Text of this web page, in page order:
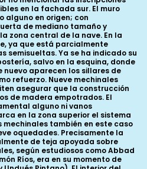
en la fachada sur. El muro
alguno en origen; con
de mediano tamaño y
zona central de la nave. En la
ya que está parcialmente
semisueltas. Ya se ha indicado su
salvo en la esquina, donde
aparecen los sillares de
refuerzo. Nueve mechinales
asegurar que la construcción
de madera empotrados. El
alguno ni vanos
en la zona superior el sistema
mechinales también en este caso
oquedades. Precisamente la
de teja apoyada sobre
según estudiosos como Abbad
Ríos, era en su momento de